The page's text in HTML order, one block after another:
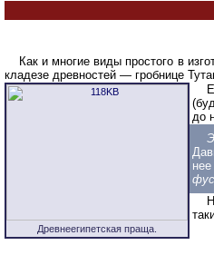
Как и многие виды простого в
кладезе древностей — гробнице
Древнеегипетская праща.
до